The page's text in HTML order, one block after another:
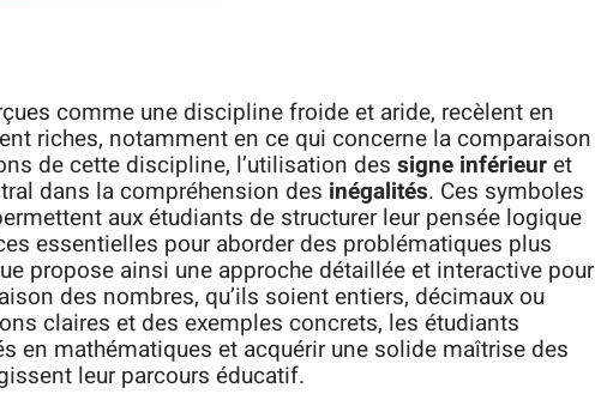
comme une discipline froide et aride, recèlent en
riches, notamment en ce qui concerne la comparaison
de cette discipline, l’utilisation des signe inférieuret
dans la compréhension des inégalités. Ces symboles
aux étudiants de structurer leur pensée logique
essentielles pour aborder des problématiques plus
propose ainsi une approche détaillée et interactive pour
des nombres, qu’ils soient entiers, décimaux ou
claires et des exemples concrets, les étudiants
en mathématiques et acquérir une solide maîtrise des
leur parcours éducatif.